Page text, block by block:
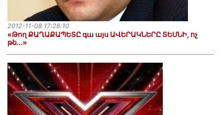
«Թող ՔԱՂԱՔԱՊԵՏԸ գա այս ԱՎԵՐԱԿՆԵՐԸ ՏԵՍՆԻ, ոչ
թե...»
2012-11-08 17:28:10